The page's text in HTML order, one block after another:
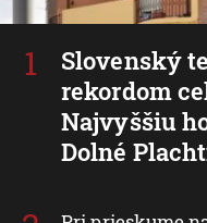
Slovenský
rekordom
Najvyššiu
Dolné